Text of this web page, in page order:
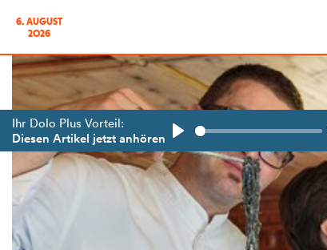
6. AUGUST
2026
Ihr Dolo Plus Vorteil:
Diesen Artikel jetzt anhören